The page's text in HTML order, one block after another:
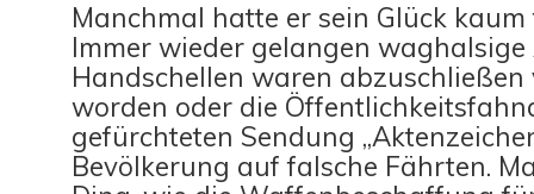
Manchmal hatte er sein Glück kaum
Immer wieder gelangen waghalsige
Handschellen waren abzuschließen
worden oder die
gefürchteten Sendung
Bevölkerung auf falsche Fährten.